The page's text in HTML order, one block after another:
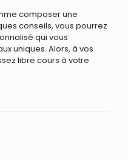
composer une
conseils, vous pourrez
qui vous
uniques. Alors, à vos
libre cours à votre